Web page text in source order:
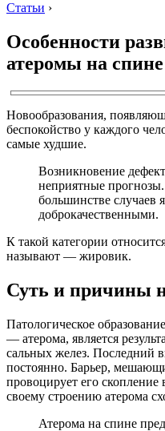
Статьи ›
Особенности
атеромы на спине
Новообразования,
беспокойство у каждого
самые худшие.
Возникновение
неприятные
большинстве случаев
доброкачественными.
К такой категории
называют — жировик.
Суть и причины
Патологическое
— атерома, является
сальных желез. Последний
постоянно. Барьер,
провоцирует его
своему строению атерома
Атерома на спине